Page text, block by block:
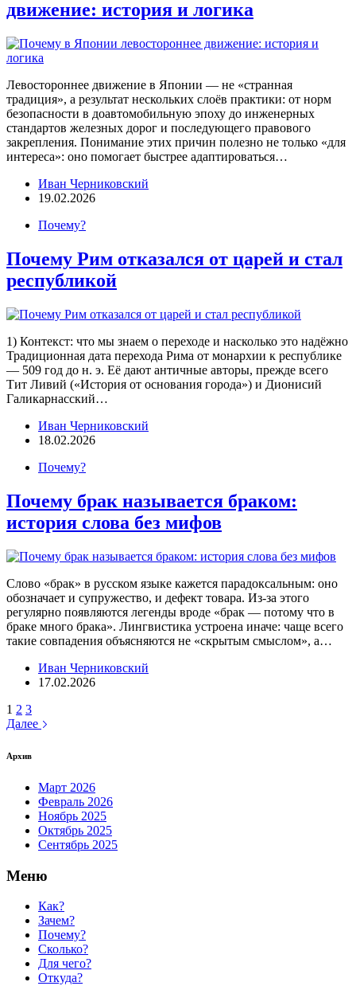
движение: история и логика
Левостороннее движение в Японии — не «странная
традиция», а результат нескольких слоёв практики: от норм
безопасности в доавтомобильную эпоху до инженерных
стандартов железных дорог и последующего правового
закрепления. Понимание этих причин полезно не только «для
интереса»: оно помогает быстрее адаптироваться…
Иван Черниковский
19.02.2026
Почему?
Почему Рим отказался от царей и стал
республикой
1) Контекст: что мы знаем о переходе и насколько это надёжно
Традиционная дата перехода Рима от монархии к республике
— 509 год до н. э. Её дают античные авторы, прежде всего
Тит Ливий («История от основания города») и Дионисий
Галикарнасский…
Иван Черниковский
18.02.2026
Почему?
Почему брак называется браком:
история слова без мифов
Слово «брак» в русском языке кажется парадоксальным: оно
обозначает и супружество, и дефект товара. Из-за этого
регулярно появляются легенды вроде «брак — потому что в
браке много брака». Лингвистика устроена иначе: чаще всего
такие совпадения объясняются не «скрытым смыслом», а…
Иван Черниковский
17.02.2026
1 2 3
Далее
Архив
Март 2026
Февраль 2026
Ноябрь 2025
Октябрь 2025
Сентябрь 2025
Меню
Как?
Зачем?
Почему?
Сколько?
Для чего?
Откуда?